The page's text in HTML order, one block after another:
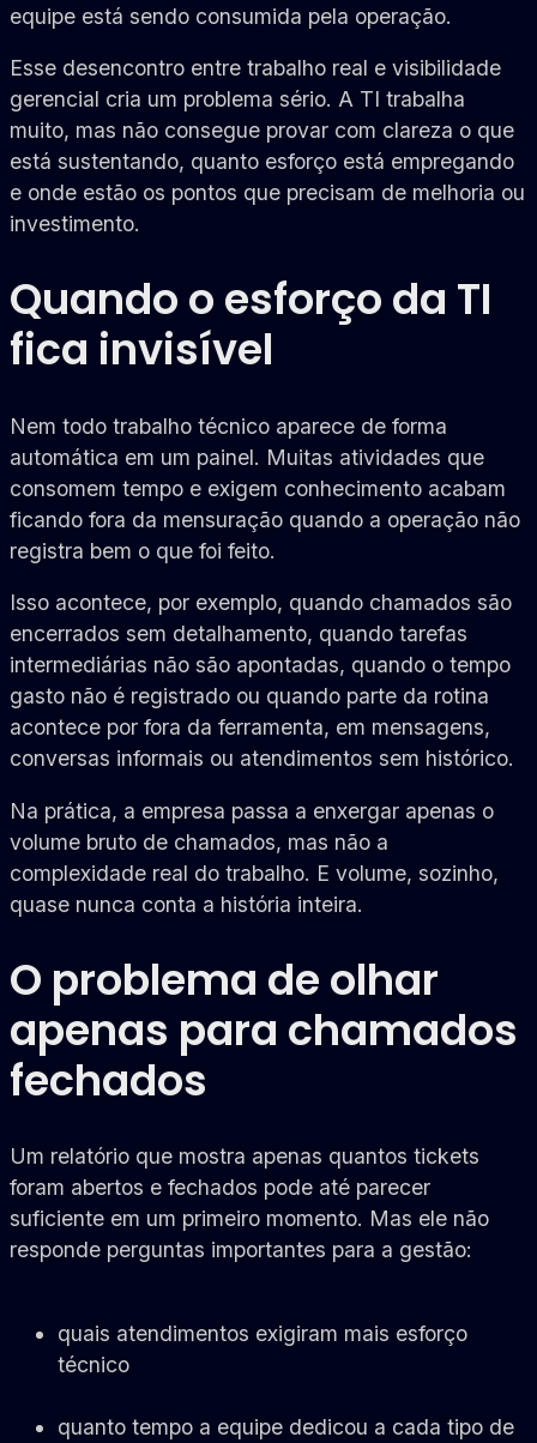
equipe está sendo consumida pela operação.
Esse desencontro entre trabalho real e visibilidade
gerencial cria um problema sério. A TI trabalha
muito, mas não consegue provar com clareza o que
está sustentando, quanto esforço está empregando
e onde estão os pontos que precisam de melhoria ou
investimento.
Quando o esforço da TI
fica invisível
Nem todo trabalho técnico aparece de forma
automática em um painel. Muitas atividades que
consomem tempo e exigem conhecimento acabam
ficando fora da mensuração quando a operação não
registra bem o que foi feito.
Isso acontece, por exemplo, quando chamados são
encerrados sem detalhamento, quando tarefas
intermediárias não são apontadas, quando o tempo
gasto não é registrado ou quando parte da rotina
acontece por fora da ferramenta, em mensagens,
conversas informais ou atendimentos sem histórico.
Na prática, a empresa passa a enxergar apenas o
volume bruto de chamados, mas não a
complexidade real do trabalho. E volume, sozinho,
quase nunca conta a história inteira.
O problema de olhar
apenas para chamados
fechados
Um relatório que mostra apenas quantos tickets
foram abertos e fechados pode até parecer
suficiente em um primeiro momento. Mas ele não
responde perguntas importantes para a gestão:
quais atendimentos exigiram mais esforço
técnico
quanto tempo a equipe dedicou a cada tipo de